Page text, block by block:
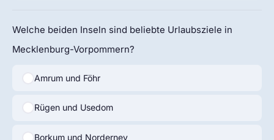
Welche beiden Inseln sind beliebte Urlaubsziele in
Mecklenburg-Vorpommern?
Amrum und Föhr
Rügen und Usedom
Borkum und Norderney